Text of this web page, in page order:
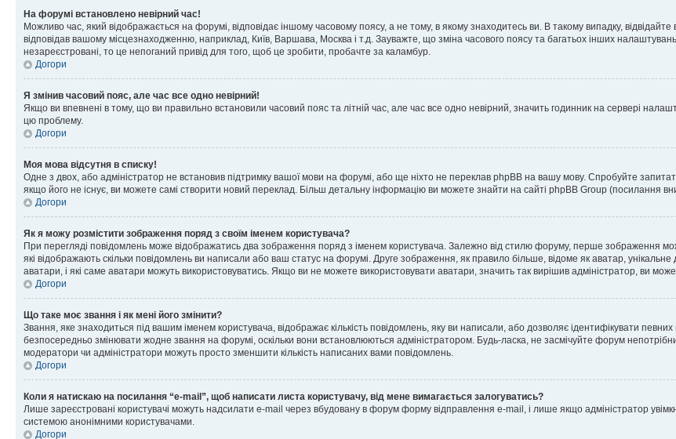
На форумі встановлено невірний час!
Можливо час, який відображається на форумі, відповідає іншому часовому поясу, а не тому, в якому знаходитесь ви. В такому випадку,
відповідав вашому місцезнаходженню, наприклад, Київ, Варшава, Москва і т.д. Зауважте, що зміна часового поясу та багатьох інших
незареєстровані, то це непоганий привід для того, щоб це зробити, пробачте за каламбур.
Догори
Я змінив часовий пояс, але час все одно невірний!
Якщо ви впевнені в тому, що ви правильно встановили часовий пояс та літній час, але час все одно невірний, значить годинник на сервері
цю проблему.
Догори
Моя мова відсутня в списку!
Одне з двох, або адміністратор не встановив підтримку вашої мови на форумі, або ще ніхто не переклав phpBB на вашу мову. Спробуйте
якщо його не існує, ви можете самі створити новий переклад. Більш детальну інформацію ви можете знайти на сайті phpBB Group (посилання
Догори
Як я можу розмістити зображення поряд з своїм іменем користувача?
При перегляді повідомлень може відображатись два зображення поряд з іменем користувача. Залежно від стилю форуму, перше зображення
які відображають скільки повідомлень ви написали або ваш статус на форумі. Друге зображення, як правило більше, відоме як аватар,
аватари, і які саме аватари можуть використовуватись. Якщо ви не можете використовувати аватари, значить так вирішив адміністратор, ви
Догори
Що таке моє звання і як мені його змінити?
Звання, яке знаходиться під вашим іменем користувача, відображає кількість повідомлень, яку ви написали, або дозволяє ідентифікувати
безпосередньо змінювати жодне звання на форумі, оскільки вони встановлюються адміністратором. Будь-ласка, не засмічуйте форум
модератори чи адміністратори можуть просто зменшити кількість написаних вами повідомлень.
Догори
Коли я натискаю на посилання “e-mail”, щоб написати листа користувачу, від мене вимагається залогуватись?
Лише зареєстровані користувачі можуть надсилати e-mail через вбудовану в форум форму відправлення e-mail, і лише якщо адміністратор
системою анонімними користувачами.
Догори